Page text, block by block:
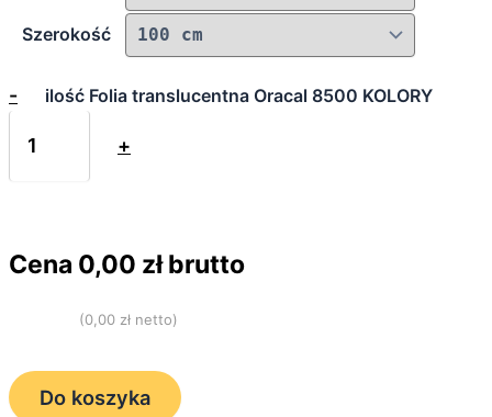
Szerokość
- ilość Folia translucentna Oracal 8500 KOLORY
+
Cena 0,00 zł brutto
(0,00 zł netto)
Do koszyka